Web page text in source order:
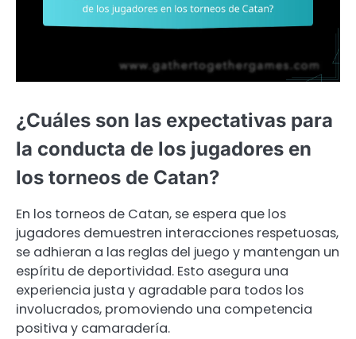
¿Cuáles son las expectativas para
la conducta de los jugadores en
los torneos de Catan?
En los torneos de Catan, se espera que los
jugadores demuestren interacciones respetuosas,
se adhieran a las reglas del juego y mantengan un
espíritu de deportividad. Esto asegura una
experiencia justa y agradable para todos los
involucrados, promoviendo una competencia
positiva y camaradería.